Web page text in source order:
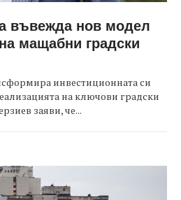
въвежда нов модел
мащабни градски
инвестиционната си
на ключови градски
заяви, че...